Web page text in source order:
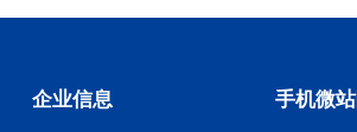
企业信息 手机微